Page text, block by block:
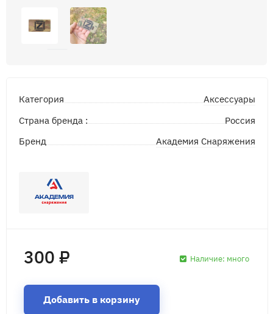
Категория
Аксессуары
Страна бренда :
Россия
Бренд
Академия Снаряжения
300 ₽ Наличие: много
Добавить в корзину